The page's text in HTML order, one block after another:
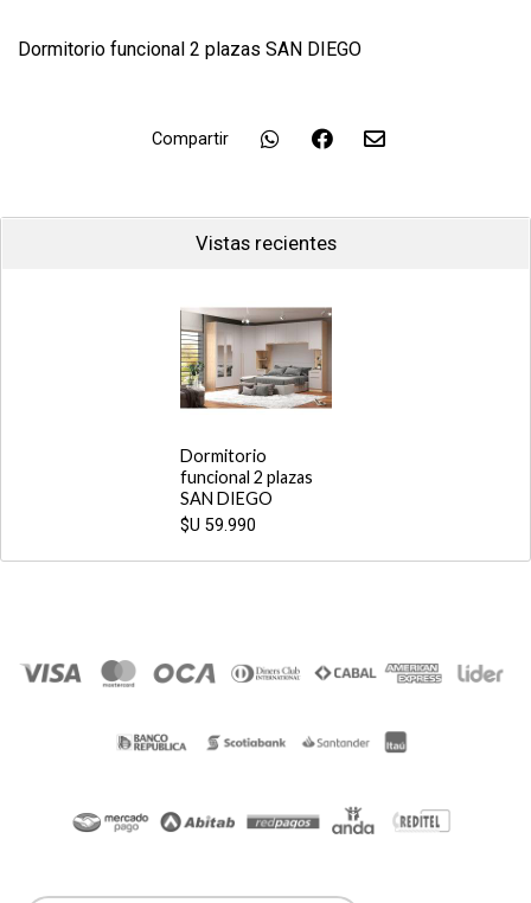
Dormitorio funcional 2 plazas SAN DIEGO
Compartir
Vistas recientes
Dormitorio
funcional 2 plazas
SAN DIEGO
$U 59.990